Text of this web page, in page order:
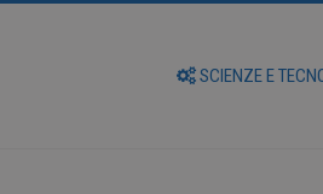
SCIENZE E